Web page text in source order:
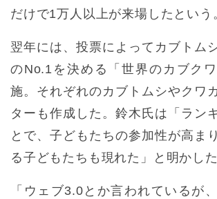
だけで1万人以上が来場したという
翌年には、投票によってカブトム
のNo.1を決める「世界のカブク
施。それぞれのカブトムシやクワ
ターも作成した。鈴木氏は「ラン
とで、子どもたちの参加性が高ま
る子どもたちも現れた」と明かした
「ウェブ3.0とか言われているが